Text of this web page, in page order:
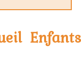
Enfants